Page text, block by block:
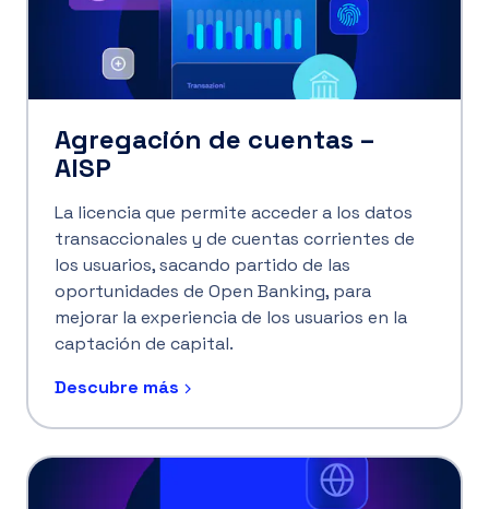
Agregación de cuentas –
AISP
La licencia que permite acceder a los datos
transaccionales y de cuentas corrientes de
los usuarios, sacando partido de las
oportunidades de Open Banking, para
mejorar la experiencia de los usuarios en la
captación de capital.
Descubre más